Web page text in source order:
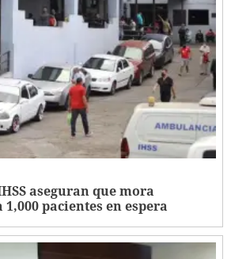
aseguran que mora
pacientes en espera